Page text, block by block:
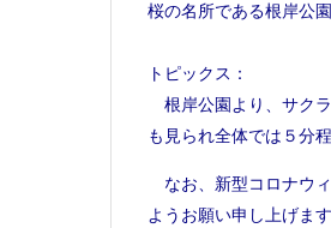
桜の名所である根岸公
トピックス：
根岸公園より、サク
も見られ全体では５分
なお、新型コロナウ
ようお願い申し上げます